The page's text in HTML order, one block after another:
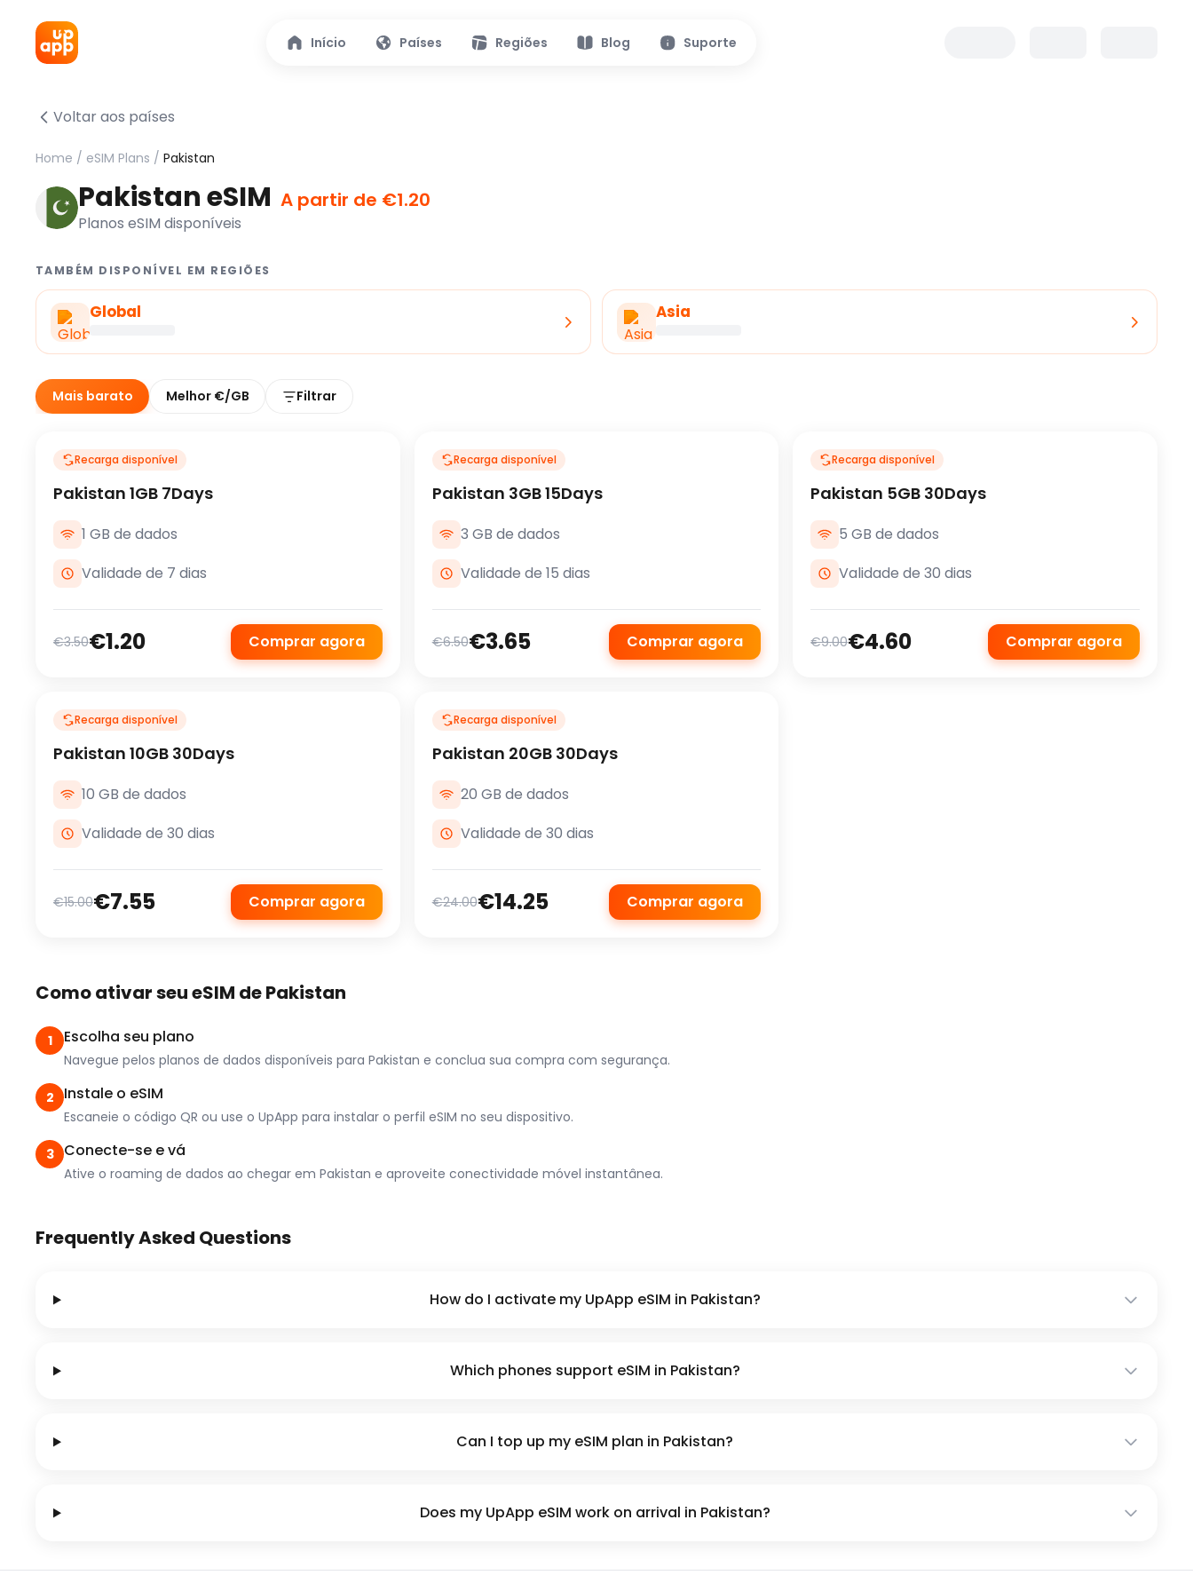
Início Países Regiões Blog Suporte
Voltar aos países
Home / eSIM Plans / Pakistan
Pakistan eSIM A partir de €1.20
Planos eSIM disponíveis
TAMBÉM DISPONÍVEL EM REGIÕES
Global Asia
Mais barato Melhor €/GB Filtrar
Recarga disponível
Pakistan 1GB 7Days
1 GB de dados
Validade de 7 dias
€3.50€1.20 Comprar agora
Recarga disponível
Pakistan 3GB 15Days
3 GB de dados
Validade de 15 dias
€6.50€3.65 Comprar agora
Recarga disponível
Pakistan 5GB 30Days
5 GB de dados
Validade de 30 dias
€9.00€4.60 Comprar agora
Recarga disponível
Pakistan 10GB 30Days
10 GB de dados
Validade de 30 dias
€15.00€7.55 Comprar agora
Recarga disponível
Pakistan 20GB 30Days
20 GB de dados
Validade de 30 dias
€24.00€14.25 Comprar agora
Como ativar seu eSIM de Pakistan
1 Escolha seu plano
Navegue pelos planos de dados disponíveis para Pakistan e conclua sua compra com segurança.
2 Instale o eSIM
Escaneie o código QR ou use o UpApp para instalar o perfil eSIM no seu dispositivo.
3 Conecte-se e vá
Ative o roaming de dados ao chegar em Pakistan e aproveite conectividade móvel instantânea.
Frequently Asked Questions
How do I activate my UpApp eSIM in Pakistan?
Which phones support eSIM in Pakistan?
Can I top up my eSIM plan in Pakistan?
Does my UpApp eSIM work on arrival in Pakistan?